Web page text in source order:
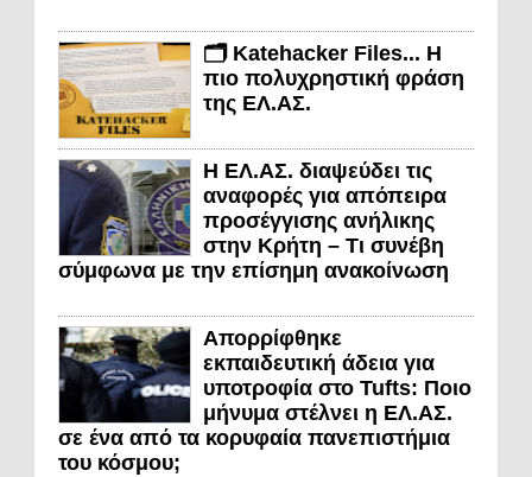
🗂️ Katehacker Files... Η
πιο πολυχρηστική φράση
της ΕΛ.ΑΣ.
Η ΕΛ.ΑΣ. διαψεύδει τις
αναφορές για απόπειρα
προσέγγισης ανήλικης
στην Κρήτη – Τι συνέβη
σύμφωνα με την επίσημη ανακοίνωση
Απορρίφθηκε
εκπαιδευτική άδεια για
υποτροφία στο Tufts: Ποιο
μήνυμα στέλνει η ΕΛ.ΑΣ.
σε ένα από τα κορυφαία πανεπιστήμια
του κόσμου;